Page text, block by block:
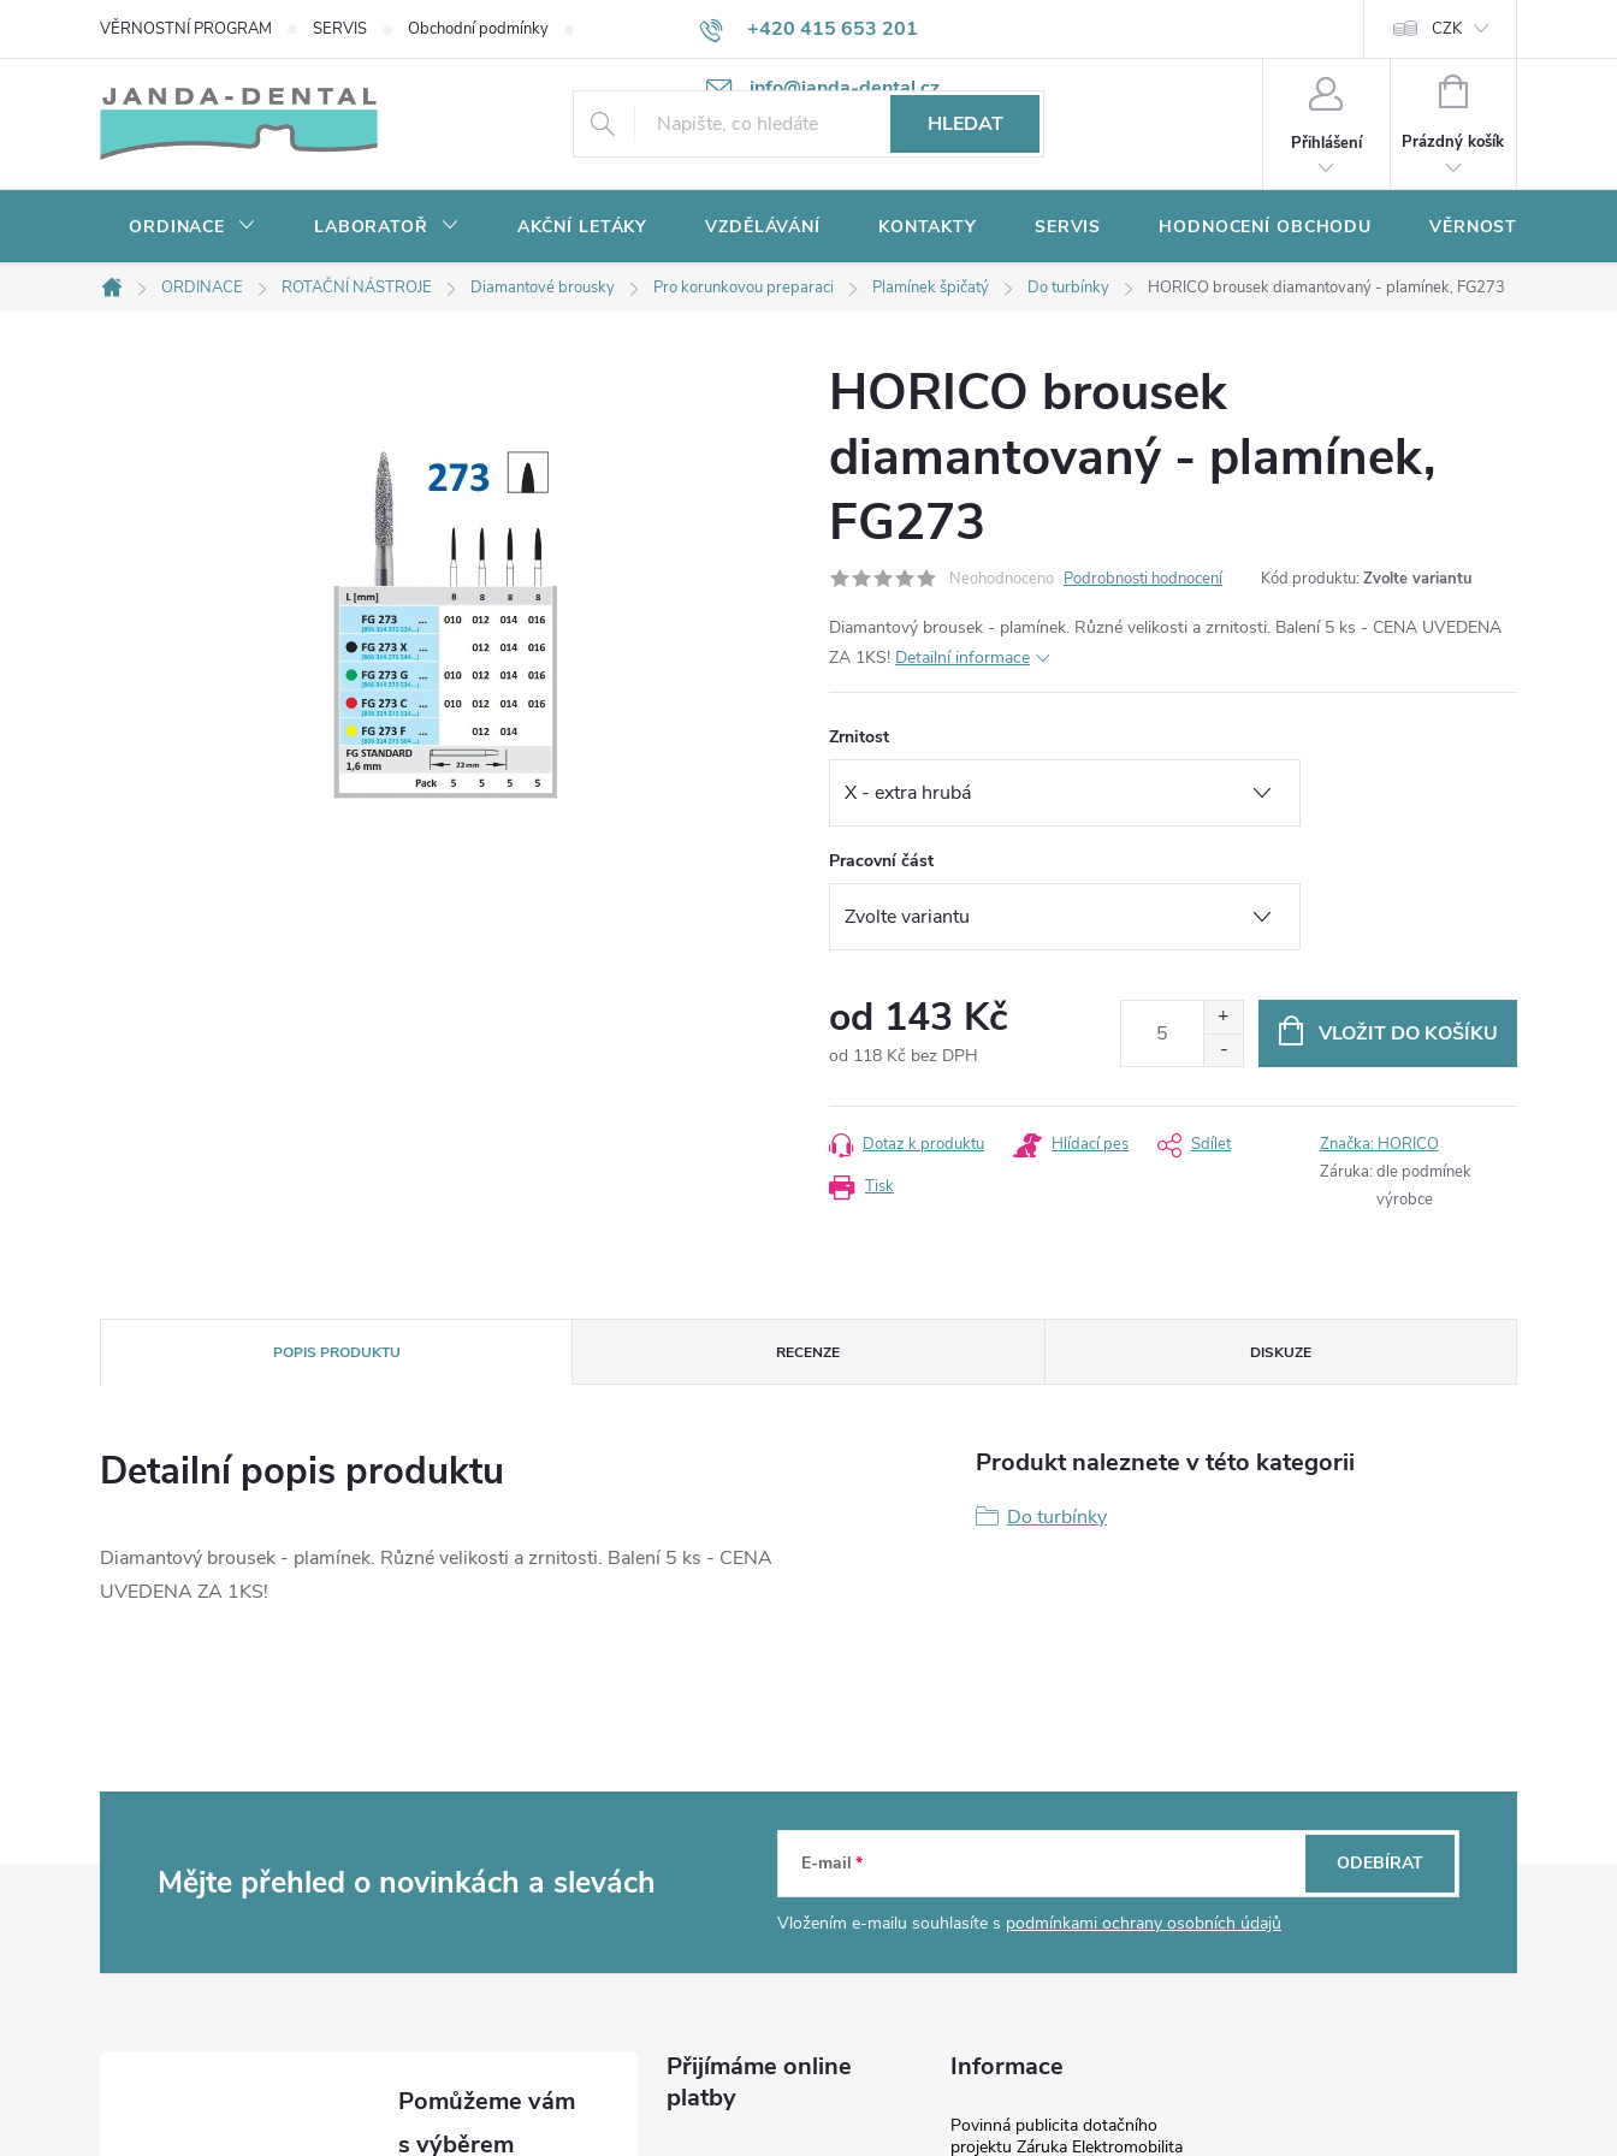
+420 415 653 201
info@janda-dental.cz
VĚRNOSTNÍ PROGRAM SERVIS Obchodní podmínky Potřebujete poradit? Ochrana osobních údajů CZK
HLEDAT
Přihlášení
NÁKUPNÍ
Prázdný košík
ORDINACE LABORATOŘ AKČNÍ LETÁKY VZDĚLÁVÁNÍ KONTAKTY SERVIS HODNOCENÍ OBCHODU VĚRNOSTNÍ
Domů
ORDINACE ROTAČNÍ NÁSTROJE Diamantové brousky Pro korunkovou preparaci Plamínek špičatý Do turbínky HORICO brousek diamantovaný - plamínek, FG273
HORICO brousek
diamantovaný - plamínek,
FG273
Neohodnoceno Podrobnosti hodnocení Kód produktu: Zvolte variantu
Diamantový brousek - plamínek. Různé velikosti a zrnitosti. Balení 5 ks - CENA UVEDENA
ZA 1KS! Detailní informace
Zrnitost
Pracovní část
od 143 Kč
od 118 Kč bez DPH
cena:
VLOŽIT DO KOŠÍKU
Tisk
Dotaz k produktu Hlídací pes Sdílet Značka: HORICO
Záruka: dle podmínek
výrobce
POPIS PRODUKTU RECENZE DISKUZE
Detailní popis produktu
Diamantový brousek - plamínek. Různé velikosti a zrnitosti. Balení 5 ks - CENA
UVEDENA ZA 1KS!
Produkt naleznete v této kategorii
Do turbínky
Mějte přehled o novinkách a slevách E-mail
Vložením e-mailu souhlasíte s podmínkami ochrany osobních údajů
ODEBÍRAT
Přijímáme online
platby
Informace
Povinná publicita dotačního
projektu Záruka Elektromobilita